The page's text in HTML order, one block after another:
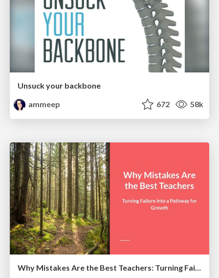
Unsuck your backbone
ammeep
672 58k
Why Mistakes Are the Best Teachers: Turning Failure into a Pathway for Growth